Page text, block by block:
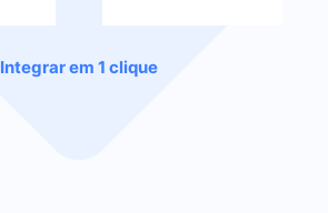
Integrar em 1 clique